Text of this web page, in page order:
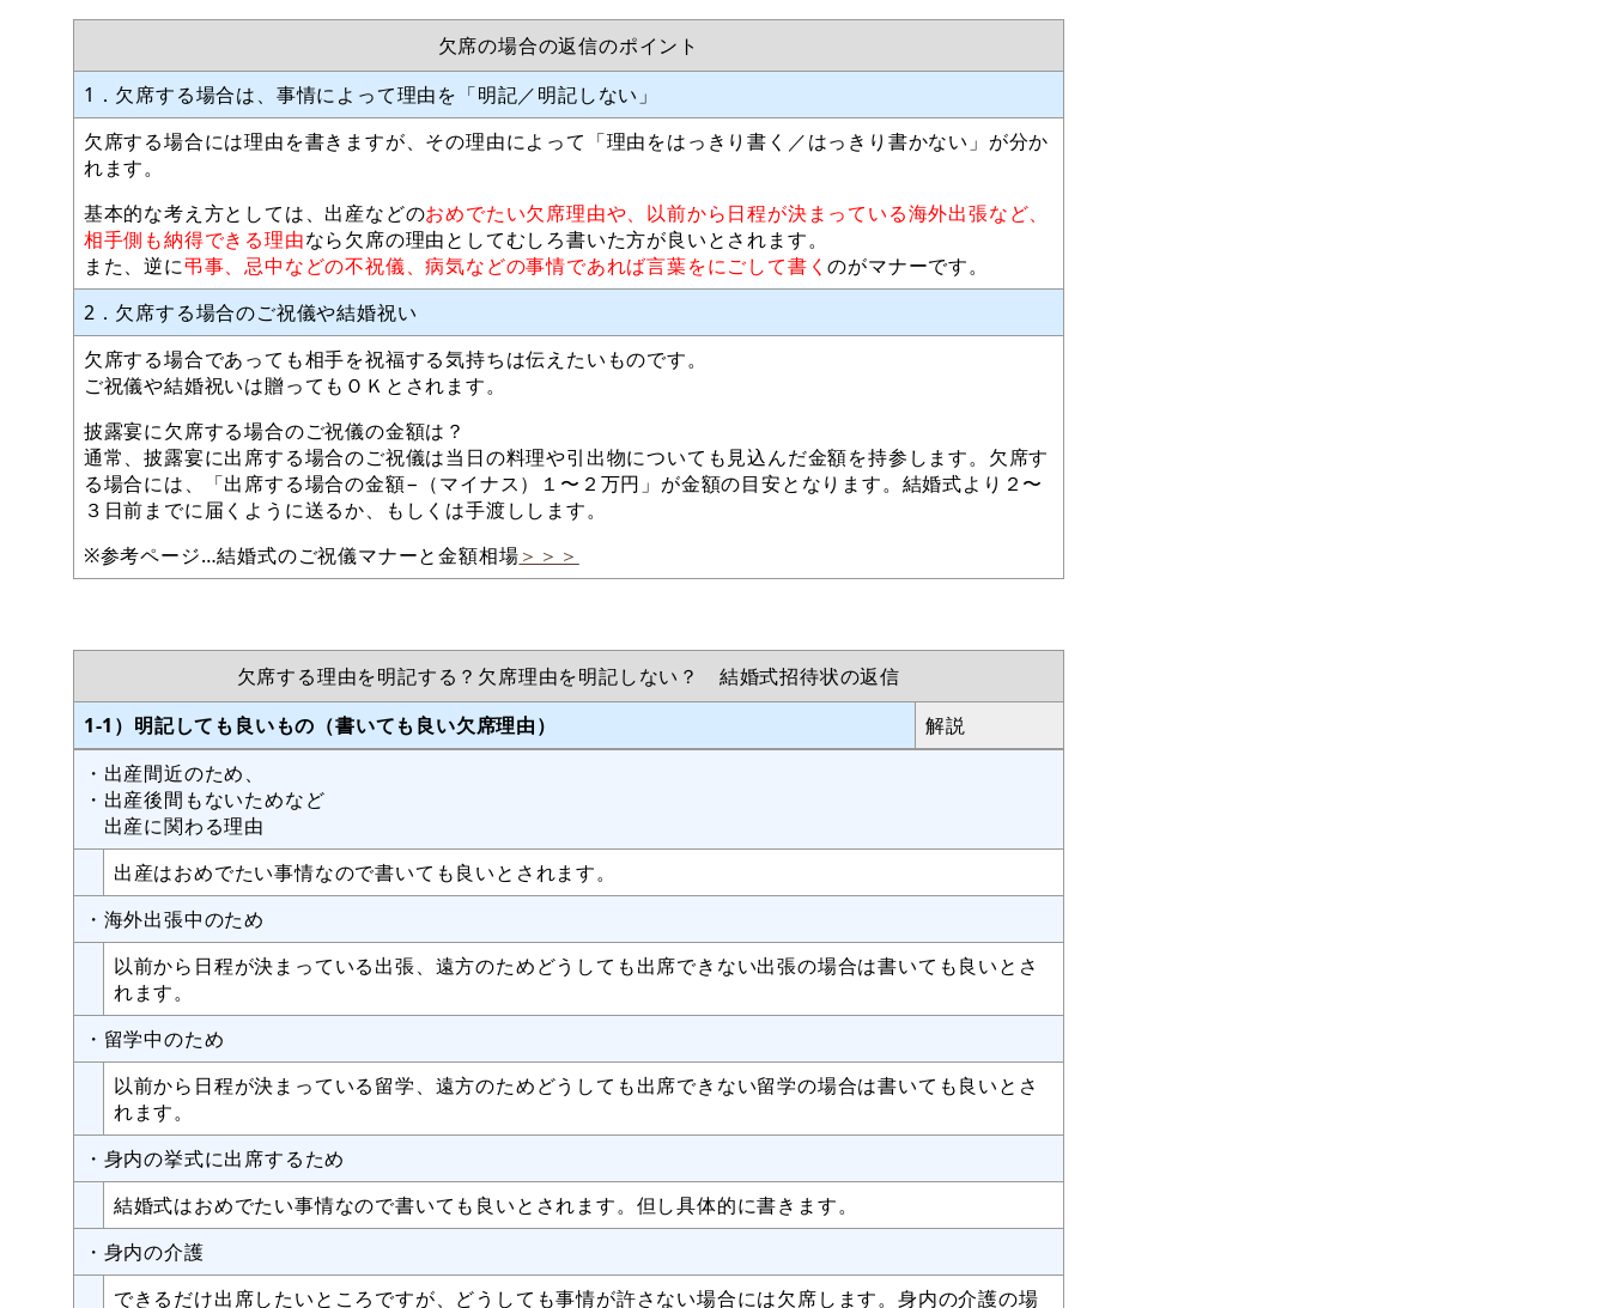
欠席の場合の返信のポイント
1．欠席する場合は、事情によって理由を「明記／明記しない」
欠席する場合には理由を書きますが、その理由によって「理由をはっきり書く／はっきり書かない」が分か
れます。
基本的な考え方としては、出産などのおめでたい欠席理由や、以前から日程が決まっている海外出張など、
相手側も納得できる理由なら欠席の理由としてむしろ書いた方が良いとされます。
また、逆に弔事、忌中などの不祝儀、病気などの事情であれば言葉をにごして書くのがマナーです。
2．欠席する場合のご祝儀や結婚祝い
欠席する場合であっても相手を祝福する気持ちは伝えたいものです。
ご祝儀や結婚祝いは贈ってもＯＫとされます。
披露宴に欠席する場合のご祝儀の金額は？
通常、披露宴に出席する場合のご祝儀は当日の料理や引出物についても見込んだ金額を持参します。欠席す
る場合には、「出席する場合の金額−（マイナス）１〜２万円」が金額の目安となります。結婚式より２〜
３日前までに届くように送るか、もしくは手渡しします。
※参考ページ…結婚式のご祝儀マナーと金額相場＞＞＞
欠席する理由を明記する？欠席理由を明記しない？ 結婚式招待状の返信
1-1）明記しても良いもの（書いても良い欠席理由）
解説
・出産間近のため、
・出産後間もないためなど
出産に関わる理由
出産はおめでたい事情なので書いても良いとされます。
・海外出張中のため
以前から日程が決まっている出張、遠方のためどうしても出席できない出張の場合は書いても良いとさ
れます。
・留学中のため
以前から日程が決まっている留学、遠方のためどうしても出席できない留学の場合は書いても良いとさ
れます。
・身内の挙式に出席するため
結婚式はおめでたい事情なので書いても良いとされます。但し具体的に書きます。
・身内の介護
できるだけ出席したいところですが、どうしても事情が許さない場合には欠席します。身内の介護の場